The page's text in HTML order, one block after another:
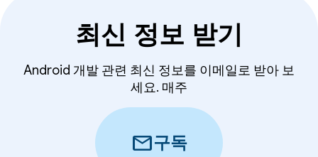
최신 정보 받기
Android 개발 관련 최신 정보를 이메일로 받아 보
세요. 매주
mail구독